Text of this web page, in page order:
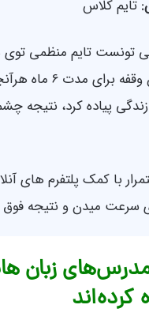
تایم کلاس
تونست تایم منظمی توی
ست کنه و بدون وقفه
زندگی پیاده کرد، نتیجه
با کمک پلتفرم های
سرعت میدن و نتیجه فوق
زبان
کرده‌اند